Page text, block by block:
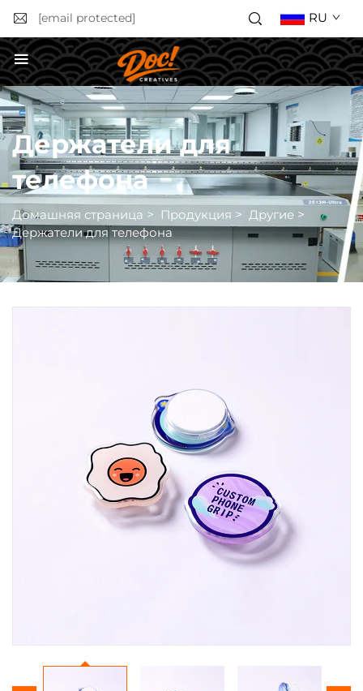
[email protected] RU
Получить расчёт стоимости
Держатели для
телефона
Домашняя страница > Продукция > Другие >
Держатели для телефона